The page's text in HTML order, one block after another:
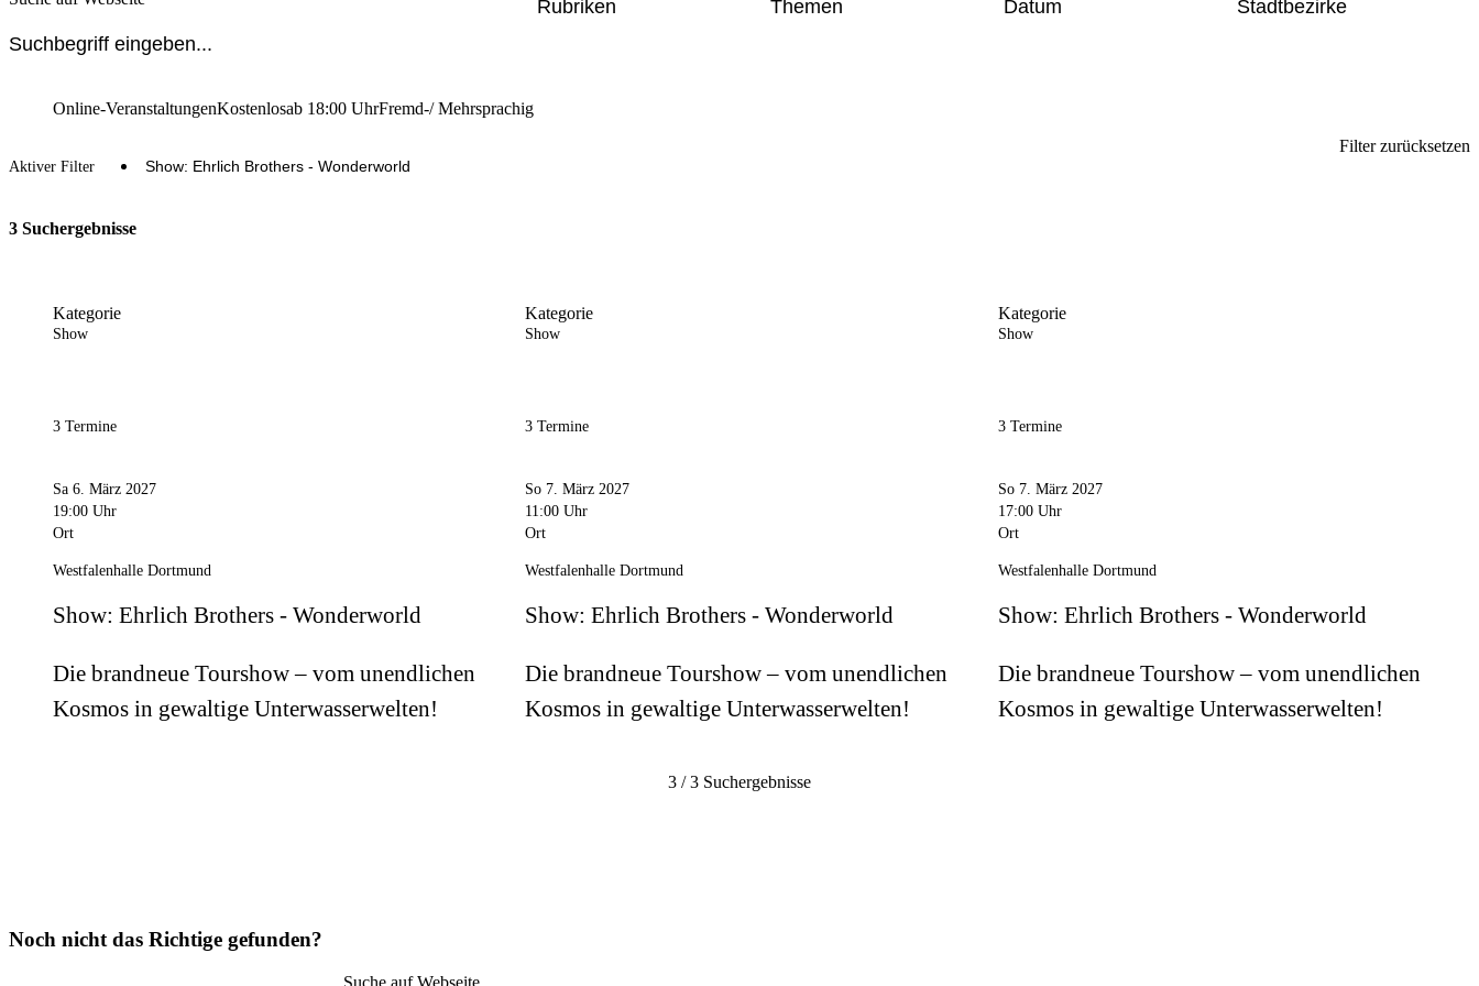
Rubriken Themen Datum Stadtbezirke
Online-VeranstaltungenKostenlosab 18:00 UhrFremd-/ Mehrsprachig
Aktiver Filter Show: Ehrlich Brothers - Wonderworld
Filter zurücksetzen
3 Suchergebnisse
Kategorie
Show
3 Termine
Sa 6. März 2027
19:00 Uhr
Ort
Westfalenhalle Dortmund
Show: Ehrlich Brothers - Wonderworld
Die brandneue Tourshow – vom unendlichen
Kosmos in gewaltige Unterwasserwelten!
Kategorie
Show
3 Termine
So 7. März 2027
11:00 Uhr
Ort
Westfalenhalle Dortmund
Show: Ehrlich Brothers - Wonderworld
Die brandneue Tourshow – vom unendlichen
Kosmos in gewaltige Unterwasserwelten!
Kategorie
Show
3 Termine
So 7. März 2027
17:00 Uhr
Ort
Westfalenhalle Dortmund
Show: Ehrlich Brothers - Wonderworld
Die brandneue Tourshow – vom unendlichen
Kosmos in gewaltige Unterwasserwelten!
3 / 3 Suchergebnisse
Noch nicht das Richtige gefunden?
Suche auf Webseite